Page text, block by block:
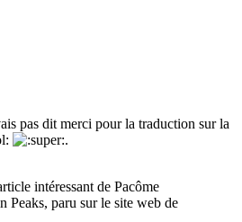
pas dit merci pour la traduction sur la
.
intéressant de Pacôme
Peaks, paru sur le site web de